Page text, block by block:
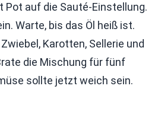
Pot auf die Sauté-Einstellung.
Warte, bis das Öl heiß ist.
Karotten, Sellerie und
die Mischung für fünf
sollte jetzt weich sein.